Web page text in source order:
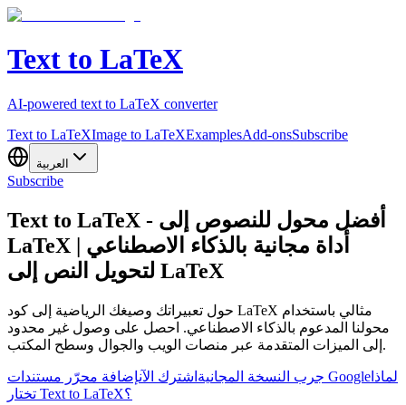
Text to LaTeX
AI-powered text to LaTeX converter
Text to LaTeXImage to LaTeXExamplesAdd-onsSubscribe
العربية
Subscribe
Text to LaTeX - أفضل محول للنصوص إلى
LaTeX | أداة مجانية بالذكاء الاصطناعي
لتحويل النص إلى LaTeX
حول تعبيراتك وصيغك الرياضية إلى كود LaTeX مثالي باستخدام
محولنا المدعوم بالذكاء الاصطناعي. احصل على وصول غير محدود
إلى الميزات المتقدمة عبر منصات الويب والجوال وسطح المكتب.
جرب النسخة المجانية اشترك الآن إضافة محرّر مستندات Google لماذا
تختار Text to LaTeX؟